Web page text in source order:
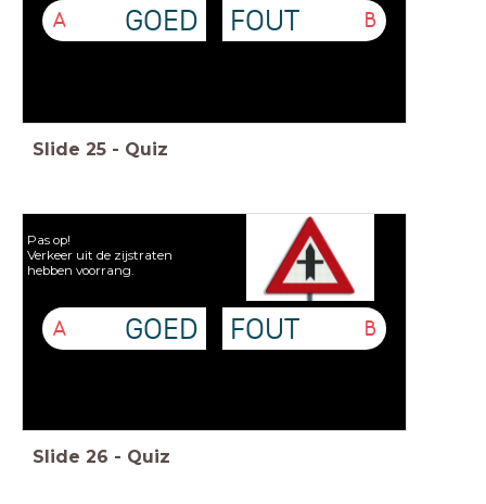
A GOED B
FOUT
Slide 25 - Quiz
Pas op!
Verkeer uit de zijstraten
hebben voorrang.
A GOED B
FOUT
Slide 26 - Quiz